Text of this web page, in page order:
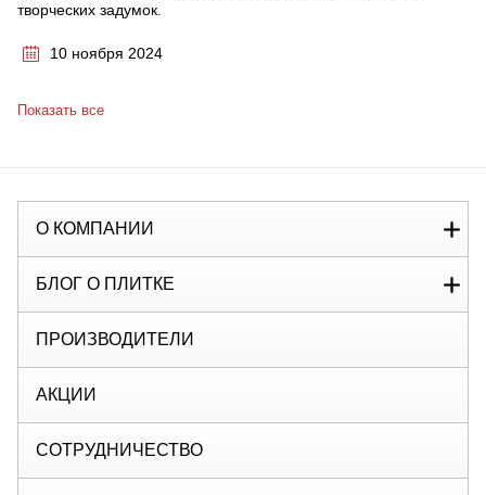
творческих задумок.
10 ноября 2024
Показать все
О КОМПАНИИ
БЛОГ О ПЛИТКЕ
ПРОИЗВОДИТЕЛИ
АКЦИИ
СОТРУДНИЧЕСТВО